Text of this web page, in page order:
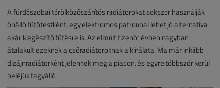
A fürdőszobai törölközőszárítós radiátorokat sokszor használják
önálló fűtőtestként, egy elektromos patronnal lehet jó alternatíva
akár kiegészítő fűtésre is. Az elmúlt tizenöt évben nagyban
átalakult ezeknek a csőradiátoroknak a kínálata. Ma már inkább
dizájnradiátorként jelennek meg a piacon, és egyre többször kerül
beléjük fagyálló.